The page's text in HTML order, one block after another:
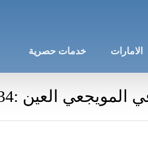
الامارات خدمات حصرية
العين :0568950034